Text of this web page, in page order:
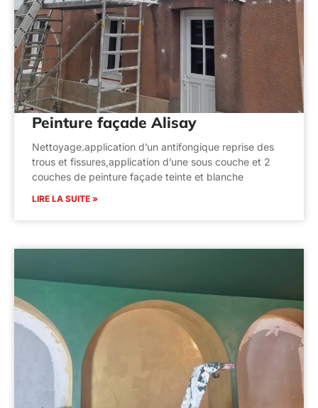
Peinture façade Alisay
Nettoyage.application d’un antifongique reprise des
trous et fissures,application d’une sous couche et 2
couches de peinture façade teinte et blanche
LIRE LA SUITE »